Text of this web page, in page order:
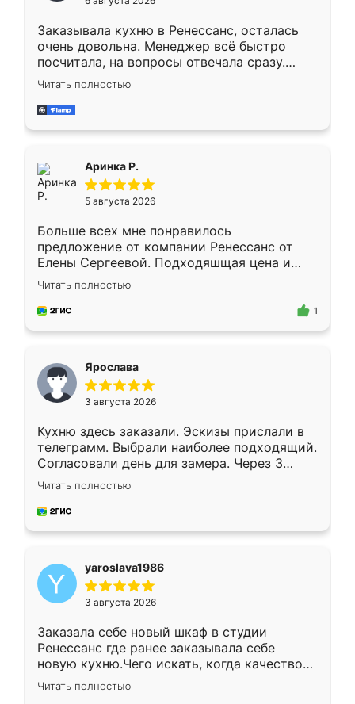
мебели буду заказывать только здесь.
Заказывала кухню в Ренессанс, осталась
очень довольна. Менеджер всё быстро
посчитала, на вопросы отвечала сразу.
Замерщик приехал в субботу, подошёл к
делу со всей ответственностью. Собрали
за день, ребята работали аккуратно, даже
Читать полностью
Аринка Р.
5 августа 2026
Больше всех мне понравилось
предложение от компании Ренессанс от
Елены Сергеевой. Подходяшщая цена и
короткие сроки изготовления. Приехавший
для замера сотрудник Владислав
предложил по моему эскизу самый
Читать полностью
1
Ярослава
3 августа 2026
Кухню здесь заказали. Эскизы прислали в
телеграмм. Выбрали наиболее подходящий.
Согласовали день для замера. Через 3
недели кухня была уже готова. Остались
довольны работой. Спасибо Ренессанс
мебель за качественную работу!
Читать полностью
yaroslava1986
3 августа 2026
Заказала себе новый шкаф в студии
Ренессанс где ранее заказывала себе
новую кухню.Чего искать, когда качеством
вполне довольна. Служит кухня уже почти
два года, нареканий нет.
Читать полностью